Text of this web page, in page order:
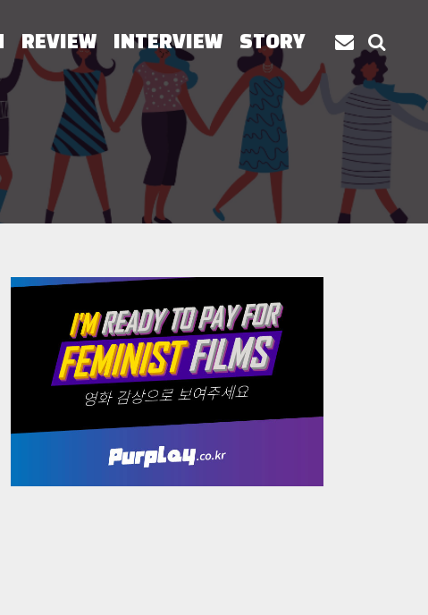
REVIEW INTERVIEW STORY